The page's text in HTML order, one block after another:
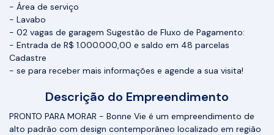
- Área de serviço
- Lavabo
- 02 vagas de garagem Sugestão de Fluxo de Pagamento:
- Entrada de R$ 1.000.000,00 e saldo em 48 parcelas
Cadastre
- se para receber mais informações e agende a sua visita!
Descrição do Empreendimento
PRONTO PARA MORAR - Bonne Vie é um empreendimento de
alto padrão com design contemporâneo localizado em região